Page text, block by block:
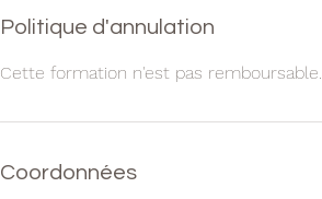
Politique d'annulation
Cette formation n'est pas remboursable.
Coordonnées